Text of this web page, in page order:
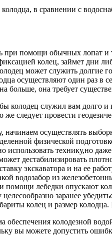
в сравнении с
помощи обычных лопат и
колец, займет дни
может служить долгие
осуществляют один раз в
больше, она требует
колодец служил вам долго и
же следует провести
осуществлять
физической
технику,но
дестабилизировать
экскаватора и на ее
водозабор из
помощи лебедки опускают
заранее
колец и размер
колодезной
вы можете допустить